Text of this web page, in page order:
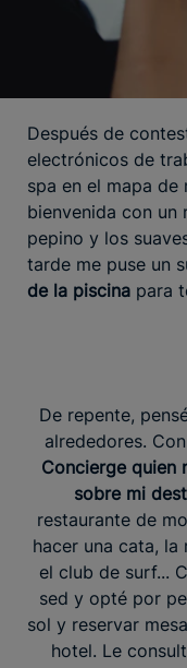
Después de
electrónicos de
spa en el mapa de
bienvenida con un
pepino y los
tarde me puse un
de la piscina para
De repente,
alrededores.
Concierge quien
sobre mi
restaurante de
hacer una cata, la
el club de surf...
sed y opté por
sol y reservar
hotel. Le